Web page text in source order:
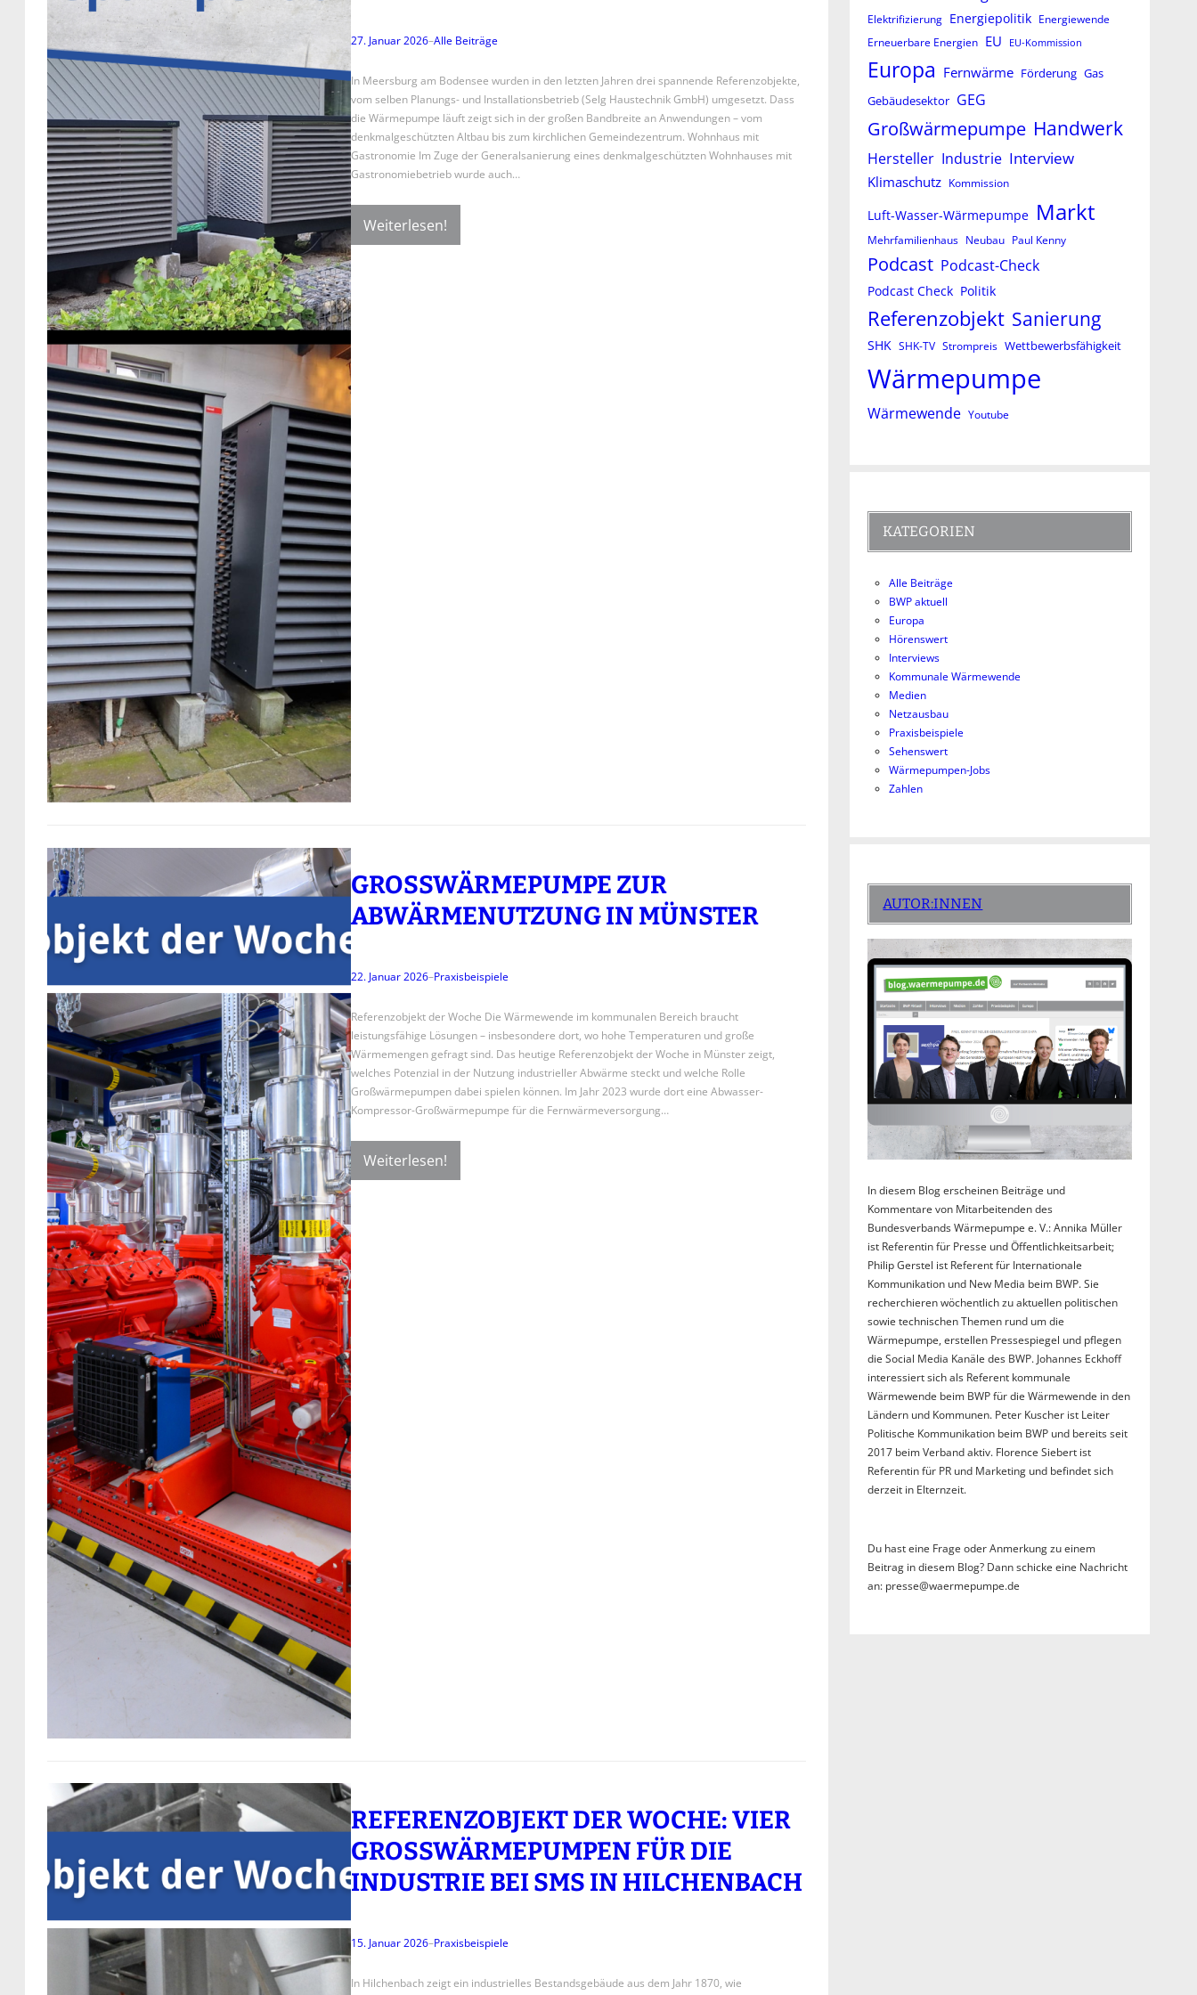
27. Januar 2026–Alle Beiträge
In Meersburg am Bodensee wurden in den letzten Jahren drei spannende Referenzobjekte,
vom selben Planungs- und Installationsbetrieb (Selg Haustechnik GmbH) umgesetzt. Dass
die Wärmepumpe läuft zeigt sich in der großen Bandbreite an Anwendungen – vom
denkmalgeschützten Altbau bis zum kirchlichen Gemeindezentrum. Wohnhaus mit
Gastronomie Im Zuge der Generalsanierung eines denkmalgeschützten Wohnhauses mit
Gastronomiebetrieb wurde auch…
Weiterlesen!
GROSSWÄRMEPUMPE ZUR A
BWÄRMENUTZUNG IN MÜNSTER
22. Januar 2026–Praxisbeispiele
Referenzobjekt der Woche Die Wärmewende im kommunalen Bereich braucht
leistungsfähige Lösungen – insbesondere dort, wo hohe Temperaturen und große
Wärmemengen gefragt sind. Das heutige Referenzobjekt der Woche in Münster zeigt,
welches Potenzial in der Nutzung industrieller Abwärme steckt und welche Rolle
Großwärmepumpen dabei spielen können. Im Jahr 2023 wurde dort eine Abwasser-
Kompressor-Großwärmepumpe für die Fernwärmeversorgung…
Weiterlesen!
REFERENZOBJEKT DER WOCHE: VIER
GROSSWÄRMEPUMPEN FÜR DIE I
NDUSTRIE BEI SMS IN HILCHENBACH
15. Januar 2026–Praxisbeispiele
In Hilchenbach zeigt ein industrielles Bestandsgebäude aus dem Jahr 1870, wie
Elektrifizierung Energiepolitik Energiewende
Erneuerbare Energien EU EU-Kommission
Europa Fernwärme Förderung Gas
Gebäudesektor GEG
Großwärmepumpe Handwerk
Hersteller Industrie Interview
Klimaschutz Kommission
Luft-Wasser-Wärmepumpe Markt
Mehrfamilienhaus Neubau Paul Kenny
Podcast Podcast-Check
Podcast Check Politik
Referenzobjekt Sanierung
SHK SHK-TV Strompreis Wettbewerbsfähigkeit
Wärmepumpe
Wärmewende Youtube
KATEGORIEN
Alle Beiträge
BWP aktuell
Europa
Hörenswert
Interviews
Kommunale Wärmewende
Medien
Netzausbau
Praxisbeispiele
Sehenswert
Wärmepumpen-Jobs
Zahlen
AUTOR:INNEN
In diesem Blog erscheinen Beiträge und
Kommentare von Mitarbeitenden des
Bundesverbands Wärmepumpe e. V.: Annika Müller
ist Referentin für Presse und Öffentlichkeitsarbeit;
Philip Gerstel ist Referent für Internationale
Kommunikation und New Media beim BWP. Sie
recherchieren wöchentlich zu aktuellen politischen
sowie technischen Themen rund um die
Wärmepumpe, erstellen Pressespiegel und pflegen
die Social Media Kanäle des BWP. Johannes Eckhoff
interessiert sich als Referent kommunale
Wärmewende beim BWP für die Wärmewende in den
Ländern und Kommunen. Peter Kuscher ist Leiter
Politische Kommunikation beim BWP und bereits seit
2017 beim Verband aktiv. Florence Siebert ist
Referentin für PR und Marketing und befindet sich
derzeit in Elternzeit.
Du hast eine Frage oder Anmerkung zu einem
Beitrag in diesem Blog? Dann schicke eine Nachricht
an: presse@waermepumpe.de